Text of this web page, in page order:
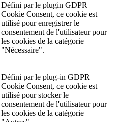
Défini par le plugin GDPR
Cookie Consent, ce cookie est
utilisé pour enregistrer le
consentement de l'utilisateur pour
les cookies de la catégorie
"Nécessaire".
Défini par le plug-in GDPR
Cookie Consent, ce cookie est
utilisé pour stocker le
consentement de l'utilisateur pour
les cookies de la catégorie